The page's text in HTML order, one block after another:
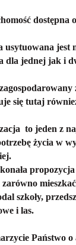
dostępna
usytuowana jest
dla jednej jak i
się tutaj
to jeden z
życia w
zarówno
szkoły,
i las.
Państwo